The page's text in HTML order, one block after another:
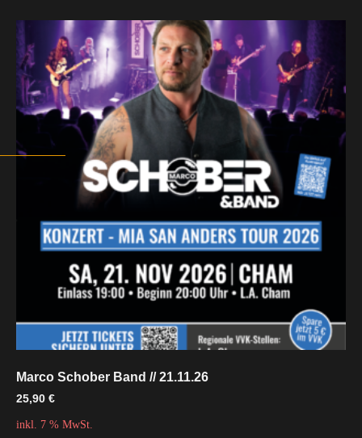
Marco Schober Band // 21.11.26
25,90 €
inkl. 7 % MwSt.